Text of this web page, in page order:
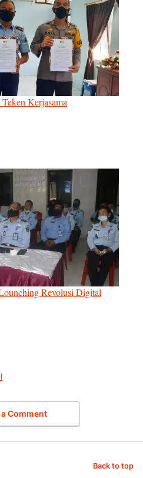
Kerjasama
Revolusi Digital
a Comment
Back to top